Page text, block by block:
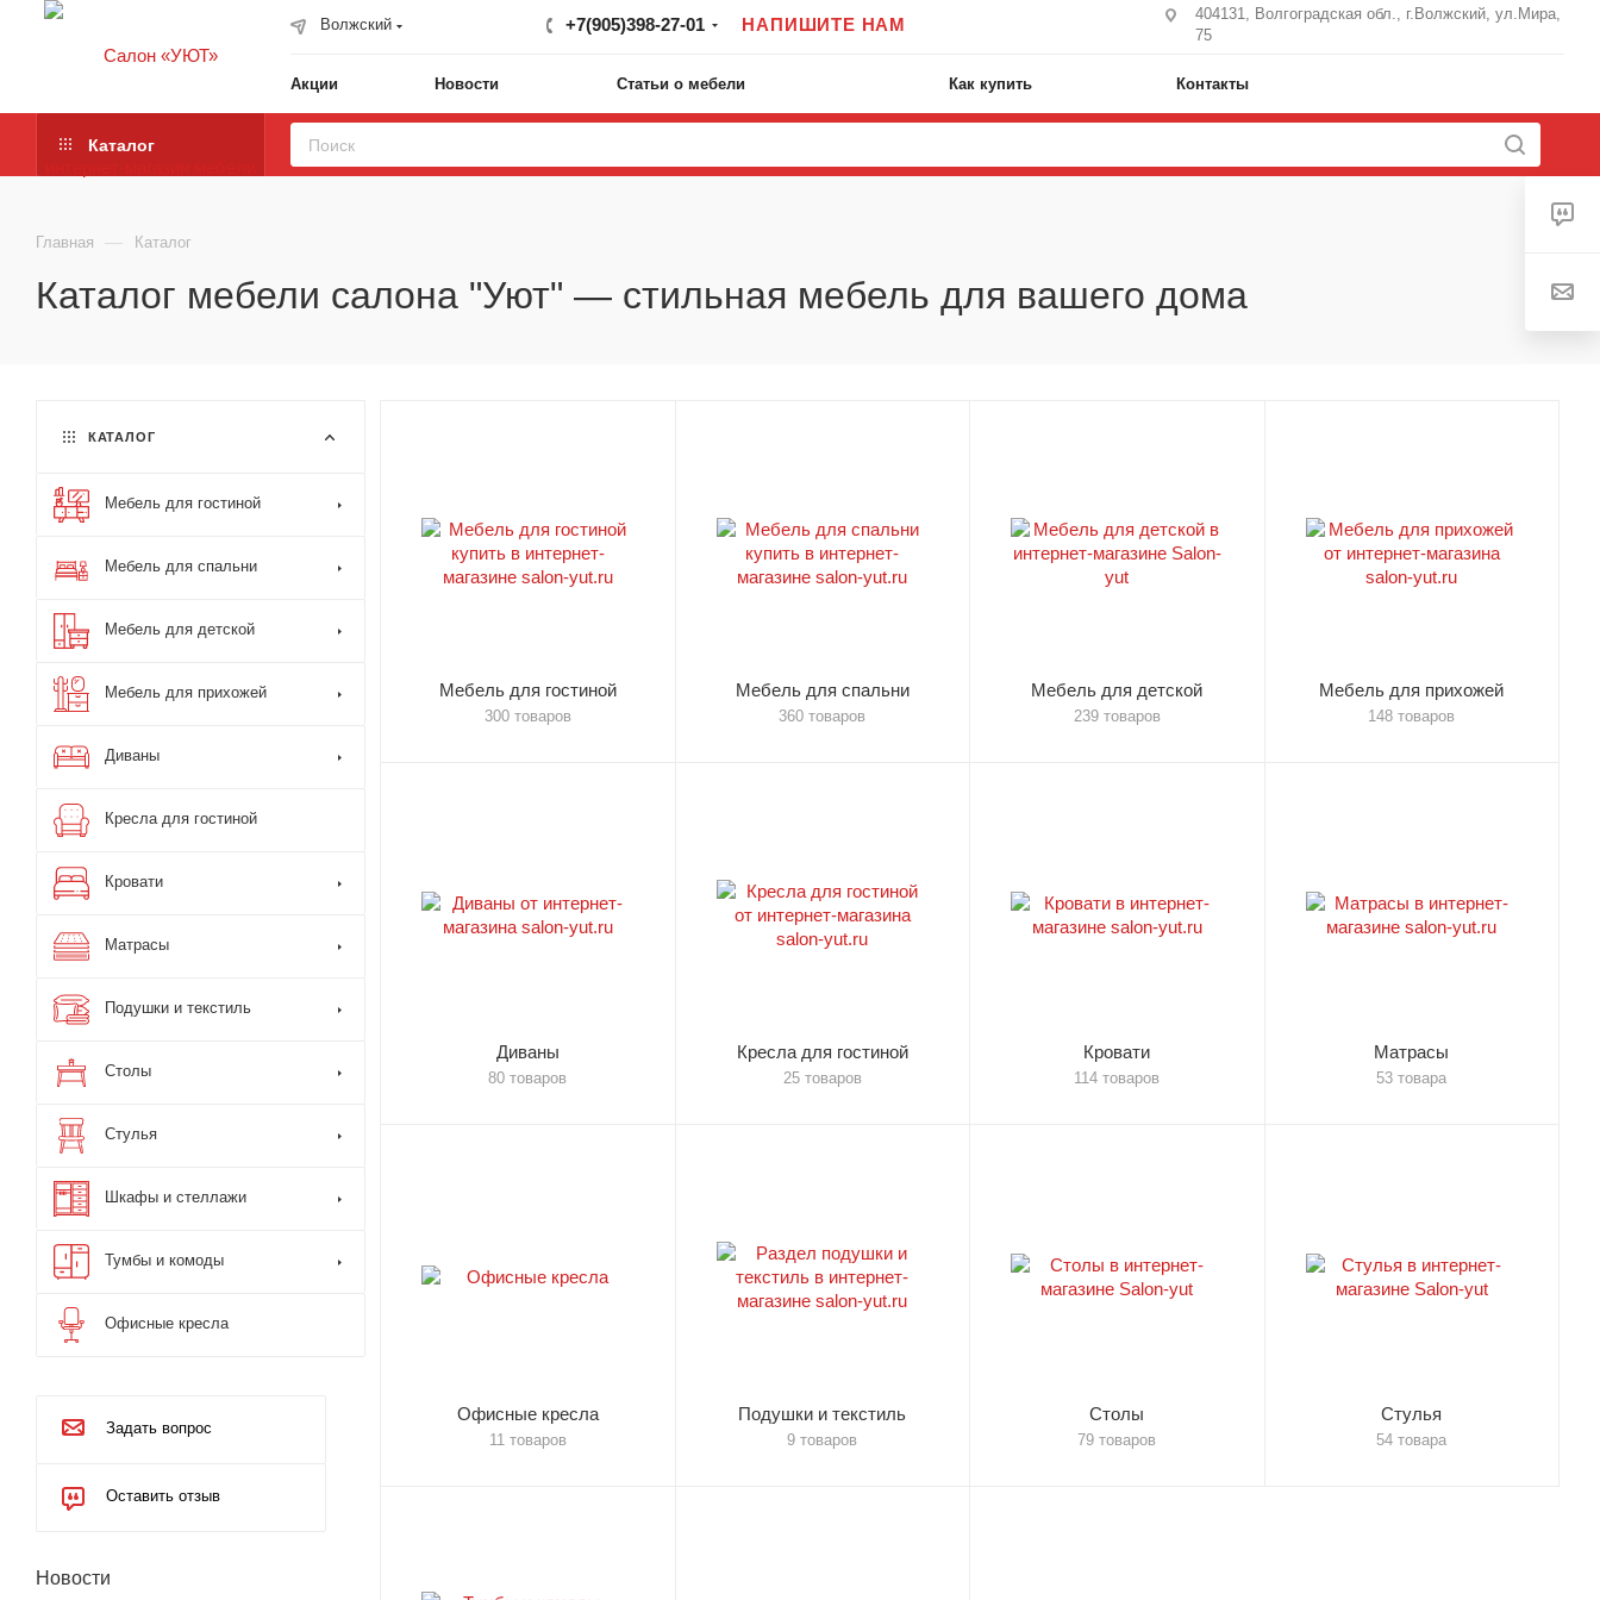
Волжский +7(905)398-27-01 НАПИШИТЕ НАМ
404131, Волгоградская обл., г.Волжский, ул.Мира,
75
Акции Новости Статьи о мебели Как купить Контакты
Каталог
Главная — Каталог
Каталог мебели салона "Уют" — стильная мебель для вашего дома
Мебель для гостиной
300 товаров
Мебель для спальни
360 товаров
Мебель для детской
239 товаров
Мебель для прихожей
148 товаров
Диваны
80 товаров
Кресла для гостиной
25 товаров
Кровати
114 товаров
Матрасы
53 товара
Офисные кресла
11 товаров
Подушки и текстиль
9 товаров
Столы
79 товаров
Стулья
54 товара
КАТАЛОГ
Мебель для гостиной
Мебель для спальни
Мебель для детской
Мебель для прихожей
Диваны
Кресла для гостиной
Кровати
Матрасы
Подушки и текстиль
Столы
Стулья
Шкафы и стеллажи
Тумбы и комоды
Офисные кресла
Задать вопрос
Оставить отзыв
Новости